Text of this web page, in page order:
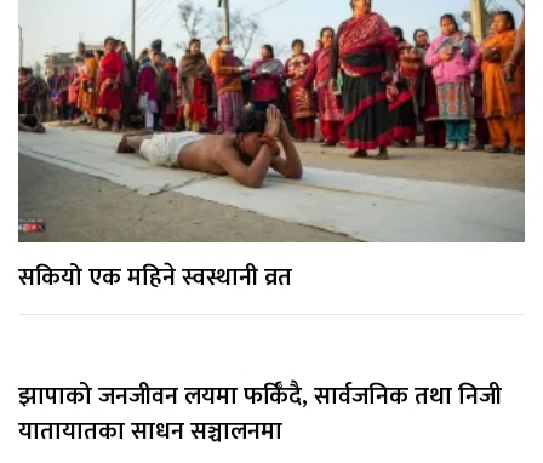
सकियो एक महिने स्वस्थानी व्रत
झापाको जनजीवन लयमा फर्किँदै, सार्वजनिक तथा निजी
यातायातका साधन सञ्चालनमा